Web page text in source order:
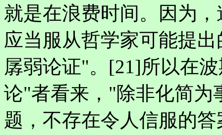
就是在浪费时间。因为
应当服从哲学家可能提
孱弱论证"。[21]所以在
论"者看来，"除非化简为
题，不存在令人信服的